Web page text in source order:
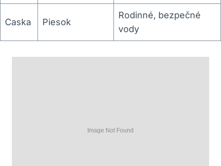
Caska Piesok
Rodinné, bezpečné
vody